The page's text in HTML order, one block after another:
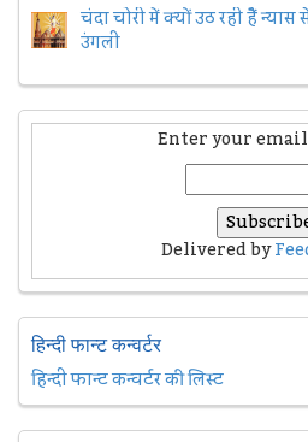
चंदा चोरी में क्यों उठ रही हैैं
उंगली
Enter your
Delivered by
हिन्दी फान्ट कन्वर्टर
हिन्दी फान्ट कन्वर्टर की लिस्ट